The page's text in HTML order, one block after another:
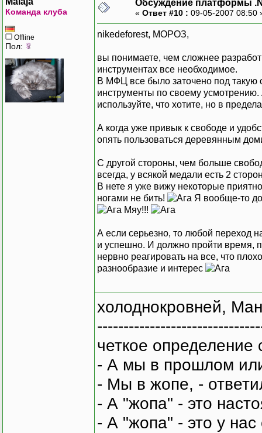
Команда клуба
Offline
Пол:
Обсуждение платформы
« Ответ #10 : 09-05-2007 08:50
nikedeforest, МОРОЗ,
вы понимаете, чем сложнее
инструментах все необходимое.
В МФЦ все было заточено под такую
инструменты по своему
используйте, что хотите, но в
А когда уже привык к свободе и
опять пользоваться деревянным
С другой стороны, чем больше
всегда, у всякой медали есть 2
В нете я уже вижу некоторые
ногами не бить!
Я вообще-то
Мяу!!!
А если серьезно, то любой переход
и успешно. И должно пройти время,
нервно реагировать на все, что
разнообразие и интерес
холоднокровней,
четкое
- А мы в прошлом
- Мы в жопе, -
- А "жопа" - это
- А "жопа" - это у